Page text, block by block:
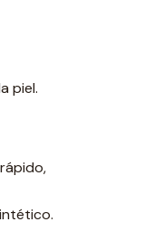
piel.